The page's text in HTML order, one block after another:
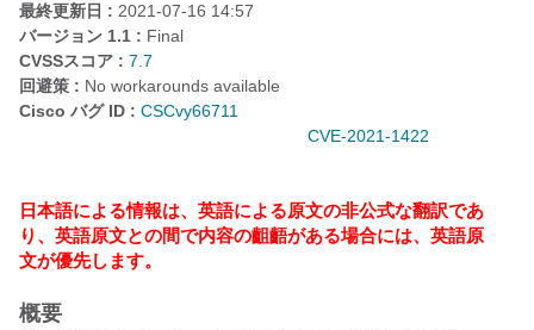
最終更新日 : 2021-07-16 14:57
バージョン 1.1 : Final
CVSSスコア : 7.7
回避策 : No workarounds available
Cisco バグ ID : CSCvy66711
CVE-2021-1422
日本語による情報は、英語による原文の非公式な翻訳であ
り、英語原文との間で内容の齟齬がある場合には、英語原
文が優先します。
概要